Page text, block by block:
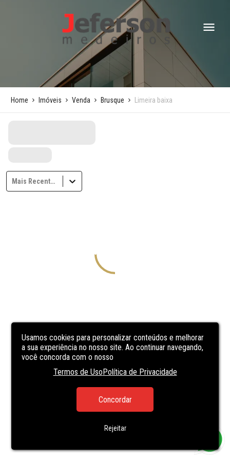
Usamos cookies para personalizar conteúdos e melhorar
a sua experiência no nosso site. Ao continuar navegando,
você concorda com o nosso
Termos de UsoPolítica de Privacidade
Concordar
Rejeitar
Home Imóveis Venda Brusque Limeira baixa
Mais Recentes